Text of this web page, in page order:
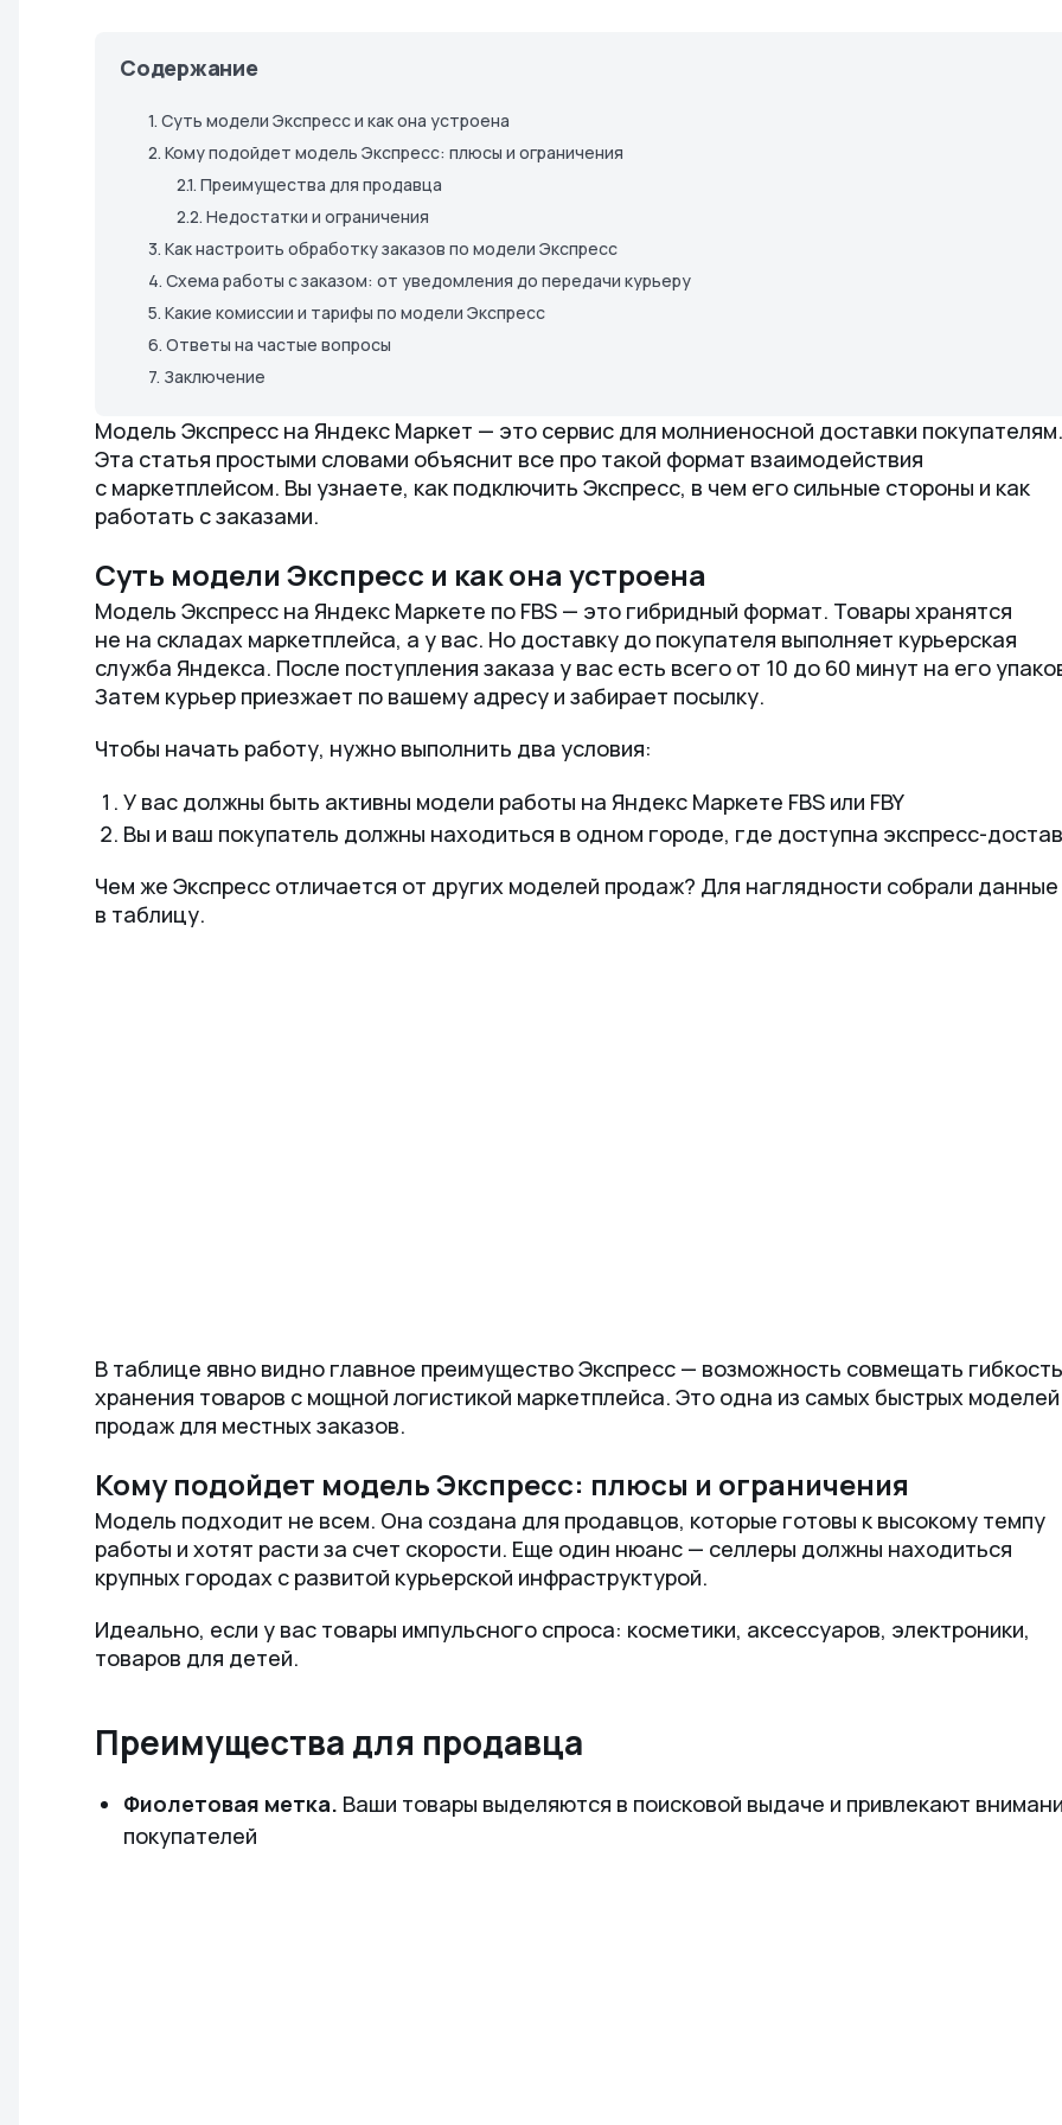
Содержание
1. Суть модели Экспресс и как она устроена
2. Кому подойдет модель Экспресс: плюсы и ограничения
2.1. Преимущества для продавца
2.2. Недостатки и ограничения
3. Как настроить обработку заказов по модели Экспресс
4. Схема работы с заказом: от уведомления до передачи курьеру
5. Какие комиссии и тарифы по модели Экспресс
6. Ответы на частые вопросы
7. Заключение
Модель Экспресс на Яндекс Маркет — это сервис для молниеносной доставки покупателям.
Эта статья простыми словами объяснит все про такой формат взаимодействия
с маркетплейсом. Вы узнаете, как подключить Экспресс, в чем его сильные стороны и как
работать с заказами.
Суть модели Экспресс и как она устроена
Модель Экспресс на Яндекс Маркете по FBS — это гибридный формат. Товары хранятся
не на складах маркетплейса, а у вас. Но доставку до покупателя выполняет курьерская
служба Яндекса. После поступления заказа у вас есть всего от 10 до 60 минут на его
Затем курьер приезжает по вашему адресу и забирает посылку.
Чтобы начать работу, нужно выполнить два условия:
У вас должны быть активны модели работы на Яндекс Маркете FBS или FBY
Вы и ваш покупатель должны находиться в одном городе, где доступна экспресс-
Чем же Экспресс отличается от других моделей продаж? Для наглядности собрали данные
в таблицу.
В таблице явно видно главное преимущество Экспресс — возможность совмещать гибкость
хранения товаров с мощной логистикой маркетплейса. Это одна из самых быстрых моделей
продаж для местных заказов.
Кому подойдет модель Экспресс: плюсы и ограничения
Модель подходит не всем. Она создана для продавцов, которые готовы к высокому темпу
работы и хотят расти за счет скорости. Еще один нюанс — селлеры должны находиться
крупных городах с развитой курьерской инфраструктурой.
Идеально, если у вас товары импульсного спроса: косметики, аксессуаров, электроники,
товаров для детей.
Преимущества для продавца
Фиолетовая метка. Ваши товары выделяются в поисковой выдаче и привлекают
покупателей